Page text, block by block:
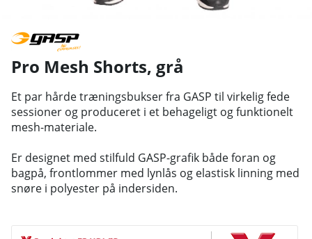
Pro Mesh Shorts, grå
Et par hårde træningsbukser fra GASP til virkelig fede
sessioner og produceret i et behageligt og funktionelt
mesh-materiale.
Er designet med stilfuld GASP-grafik både foran og
bagpå, frontlommer med lynlås og elastisk linning med
snøre i polyester på indersiden.